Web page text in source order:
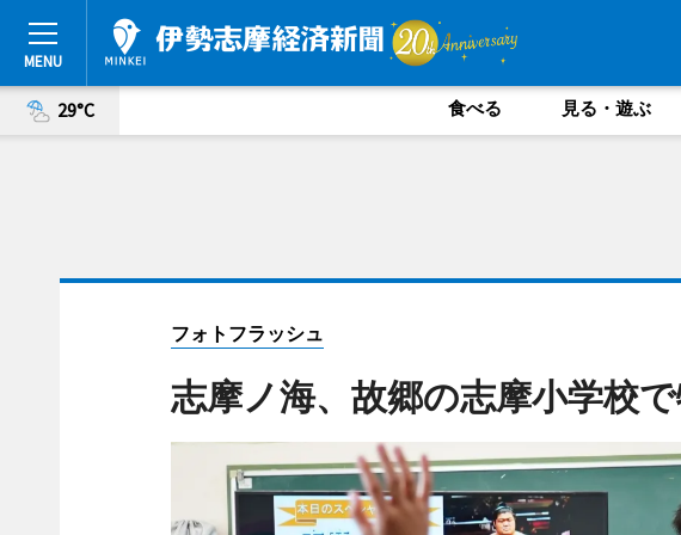
29°C 食べる 見る・遊ぶ
フォトフラッシュ
志摩ノ海、故郷の志摩小学校